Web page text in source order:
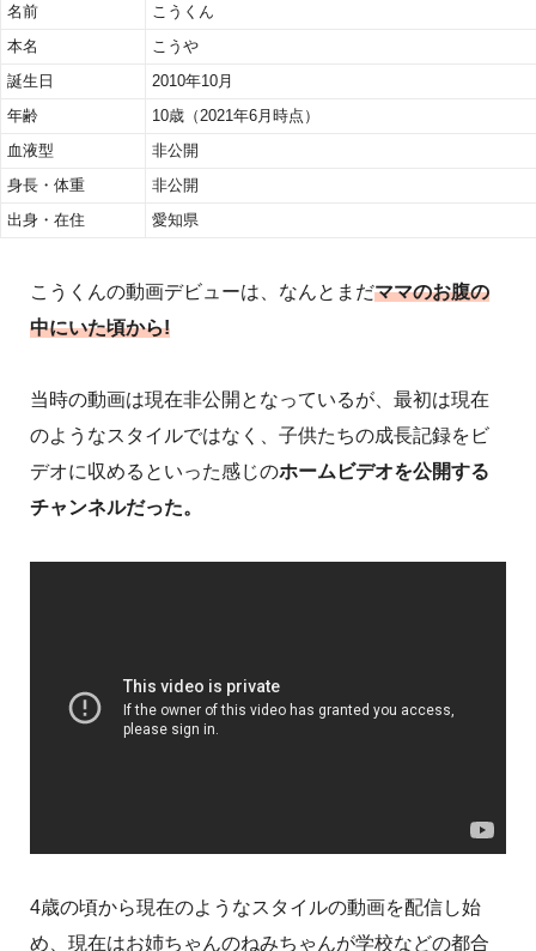
名前
こうくん
本名
こうや
誕生日
2010年10月
年齢
10歳（2021年6月時点）
血液型
非公開
身長・体重
非公開
出身・在住
愛知県
こうくんの動画デビューは、なんとまだママのお腹の
中にいた頃から!
当時の動画は現在非公開となっているが、最初は現在
のようなスタイルではなく、子供たちの成長記録をビ
デオに収めるといった感じのホームビデオを公開する
チャンネルだった。
4歳の頃から現在のようなスタイルの動画を配信し始
め、現在はお姉ちゃんのねみちゃんが学校などの都合